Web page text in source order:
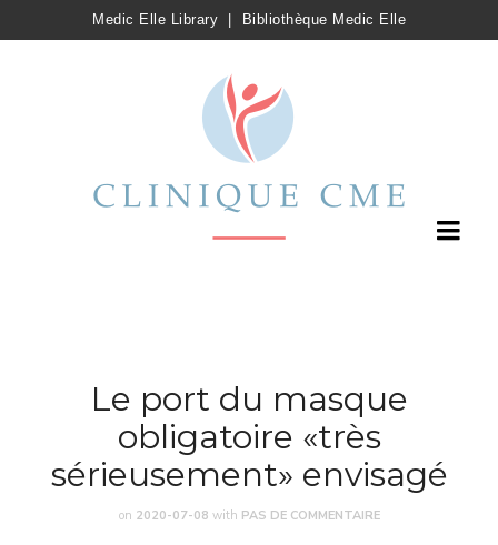
Medic Elle Library Bibliothèque Medic Elle
Le port du masque
obligatoire «très
sérieusement» envisagé
on 2020-07-08 with PAS DE COMMENTAIRE